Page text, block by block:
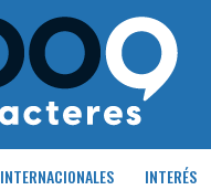
INTERNACIONALES INTERÉS